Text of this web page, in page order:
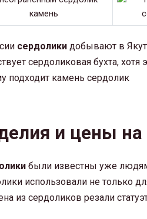
сердолики добывают в
сердоликовая бухта,
и цены на
были известны уже
использовали не только
из сердоликов резали